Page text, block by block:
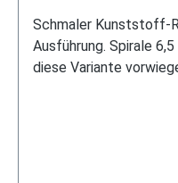
Schmaler Kunststoff-
Ausführung. Spirale 6,5 mm breit.
diese Variante